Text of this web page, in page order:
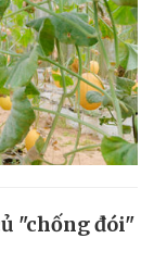
"chống đói"